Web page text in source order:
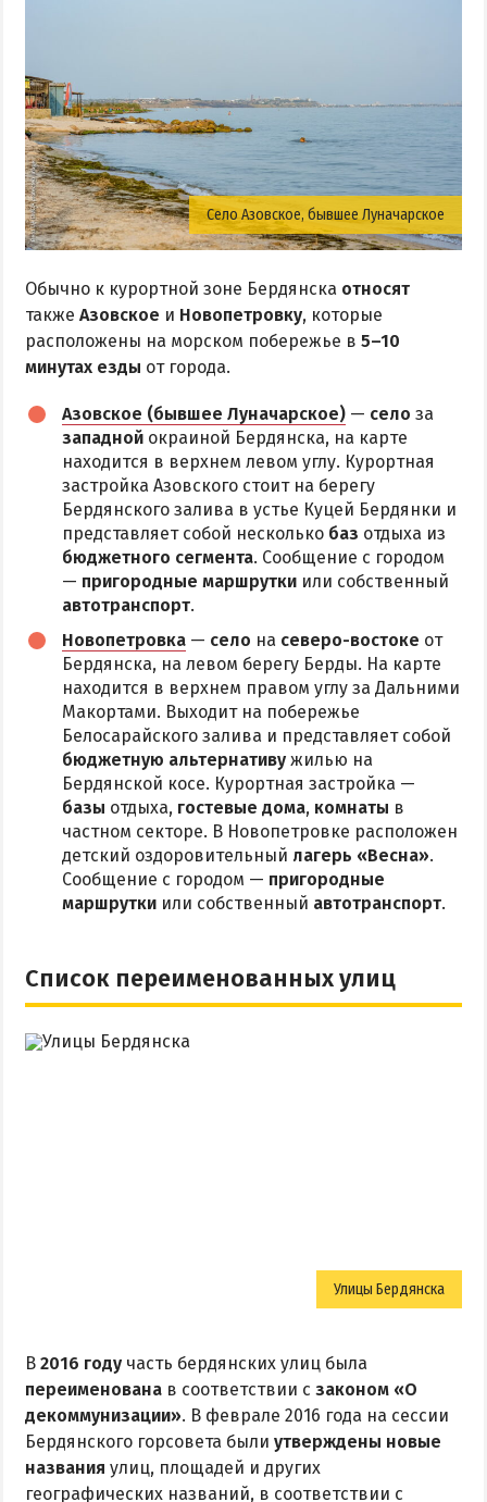
Село Азовское, бывшее Луначарское
Обычно к курортной зоне Бердянска относят
также Азовское и Новопетровку, которые
расположены на морском побережье в 5–10
минутах езды от города.
Азовское (бывшее Луначарское) — село за
западной окраиной Бердянска, на карте
находится в верхнем левом углу. Курортная
застройка Азовского стоит на берегу
Бердянского залива в устье Куцей Бердянки и
представляет собой несколько баз отдыха из
бюджетного сегмента. Сообщение с городом
— пригородные маршрутки или собственный
автотранспорт.
Новопетровка — село на северо-востоке от
Бердянска, на левом берегу Берды. На карте
находится в верхнем правом углу за Дальними
Макортами. Выходит на побережье
Белосарайского залива и представляет собой
бюджетную альтернативу жилью на
Бердянской косе. Курортная застройка —
базы отдыха, гостевые дома, комнаты в
частном секторе. В Новопетровке расположен
детский оздоровительный лагерь «Весна».
Сообщение с городом — пригородные
маршрутки или собственный автотранспорт.
Список переименованных улиц
Улицы Бердянска
В 2016 году часть бердянских улиц была
переименована в соответствии с законом «О
декоммунизации». В феврале 2016 года на сессии
Бердянского горсовета были утверждены новые
названия улиц, площадей и других
географических названий, в соответствии с